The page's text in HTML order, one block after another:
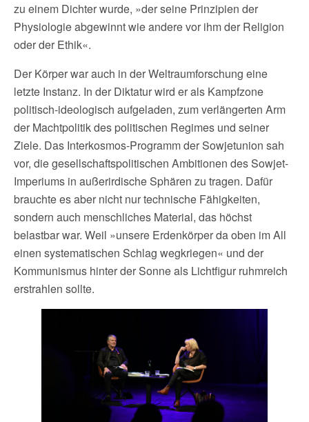
zu einem Dichter wurde, »der seine Prinzipien der
Physiologie abgewinnt wie andere vor ihm der Religion
oder der Ethik«.
Der Körper war auch in der Weltraumforschung eine
letzte Instanz. In der Diktatur wird er als Kampfzone
politisch-ideologisch aufgeladen, zum verlängerten Arm
der Machtpolitik des politischen Regimes und seiner
Ziele. Das Interkosmos-Programm der Sowjetunion sah
vor, die gesellschaftspolitischen Ambitionen des Sowjet-
Imperiums in außerirdische Sphären zu tragen. Dafür
brauchte es aber nicht nur technische Fähigkeiten,
sondern auch menschliches Material, das höchst
belastbar war. Weil »unsere Erdenkörper da oben im All
einen systematischen Schlag wegkriegen« und der
Kommunismus hinter der Sonne als Lichtfigur ruhmreich
erstrahlen sollte.